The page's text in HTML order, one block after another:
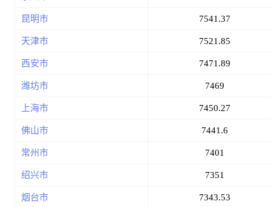
昆明市 7541.37
天津市 7521.85
西安市 7471.89
潍坊市 7469
上海市 7450.27
佛山市 7441.6
常州市 7401
绍兴市 7351
烟台市 7343.53